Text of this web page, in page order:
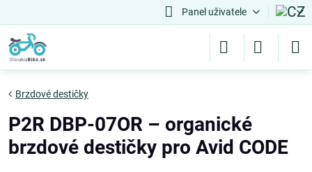
Panel uživatele
Brzdové destičky
P2R DBP-07OR – organické
brzdové destičky pro Avid CODE